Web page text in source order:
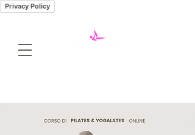
Privacy Policy